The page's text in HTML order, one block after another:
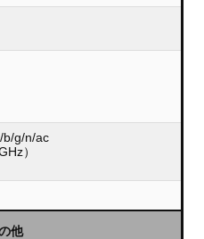
b/g/n/ac
）
他